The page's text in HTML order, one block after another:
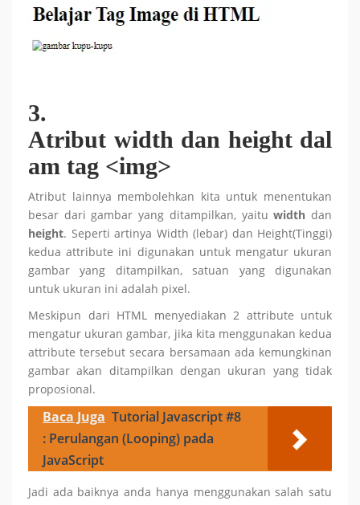
3.
Atribut width dan height dal
am tag <img>
Atribut lainnya membolehkan kita untuk menentukan
besar dari gambar yang ditampilkan, yaituwidth dan
height. Seperti artinya Width (lebar) dan Height(Tinggi)
kedua attribute ini digunakan untuk mengatur ukuran
gambar yang ditampilkan, satuan yang digunakan
untuk ukuran ini adalah pixel.
Meskipun dari HTML menyediakan 2 attribute untuk
mengatur ukuran gambar, jika kita menggunakan kedua
attribute tersebut secara bersamaan ada kemungkinan
gambar akan ditampilkan dengan ukuran yang tidak
proposional.
Baca Juga Tutorial Javascript #8
: Perulangan (Looping) pada
JavaScript
Jadi ada baiknya anda hanya menggunakan salah satu